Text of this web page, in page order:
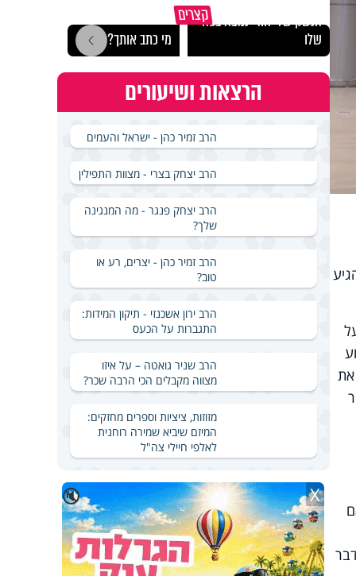
את
קצריםהנשק של יהודי נמצא בפה
שלו
מי כתב אותך?
הרצאות ושיעורים
הרב זמיר כהן - ישראל והעמים
הרב יצחק בצרי - מצוות התפילין
הרב יצחק פנגר - מה המנגינה
שלך?
הרב זמיר כהן - יצרים, רע או
טוב?
הרב ירון אשכנזי - תיקון המידות:
התגברות על הכעס
הרב שניר גואטה – על איזו
מצווה מקבלים הכי הרבה שכר?
מזוזות, ציציות וספרים מחזקים:
המיזם שיביא שמירה רוחנית
לאלפי חיילי צה"ל
🔇 X